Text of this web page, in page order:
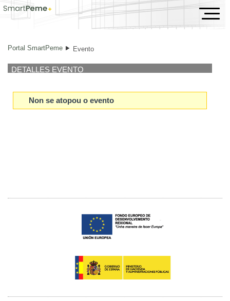
Evento
Portal SmartPeme Evento
DETALLES EVENTO
Non se atopou o evento